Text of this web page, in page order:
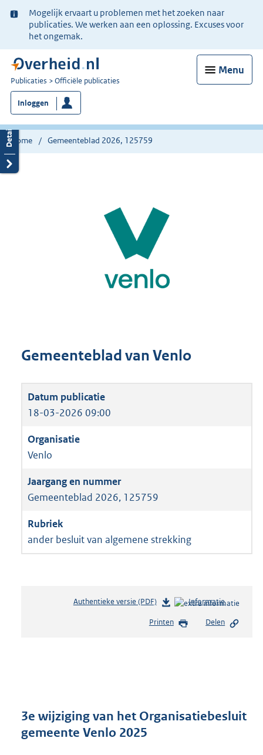
Ter
informatie:
Mogelijk ervaart u problemen met het zoeken naar
publicaties. We werken aan een oplossing. Excuses voor
het ongemak.
Menu
U
bent
nu
hier:
Publicaties Officiële publicaties
Inloggen
Home Gemeenteblad 2026, 125759
Gemeenteblad van Venlo
18-03-2026 09:00
Venlo
Gemeenteblad 2026, 125759
ander besluit van algemene strekking
Authentieke versie (PDF)b
s
r
o
Informatie
Printen Delen
3e wijziging van het Organisatiebesluit
gemeente Venlo 2025